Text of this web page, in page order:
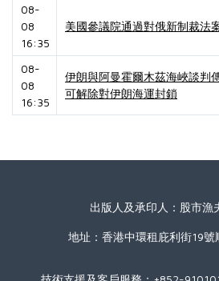
08-
08
16:35
美國參議院通過對俄新制裁法
08-
08
16:35
伊朗與阿曼霍爾木茲海峽談判
可解除對伊朗海運封鎖
出版人及承印人：股市漁
地址：香港中環租庇利街19